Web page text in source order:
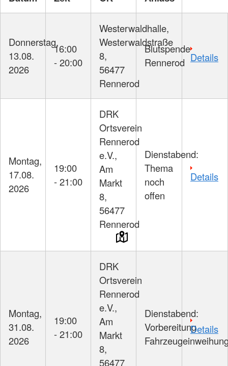
Donnerstag,
13.08.
2026
16:00
- 20:00
Westerwaldhalle,
Westerwaldstraße
8,
56477
Rennerod
Blutspende
Rennerod Details
Montag,
17.08.
2026
19:00
- 21:00
DRK
Ortsverein
Rennerod
e.V.,
Am
Markt
8,
56477
Rennerod
Dienstabend:
Thema
noch
offen
Details
Montag,
31.08.
2026
19:00
- 21:00
DRK
Ortsverein
Rennerod
e.V.,
Am
Markt
8,
56477
Dienstabend:
VorbereitungDetails